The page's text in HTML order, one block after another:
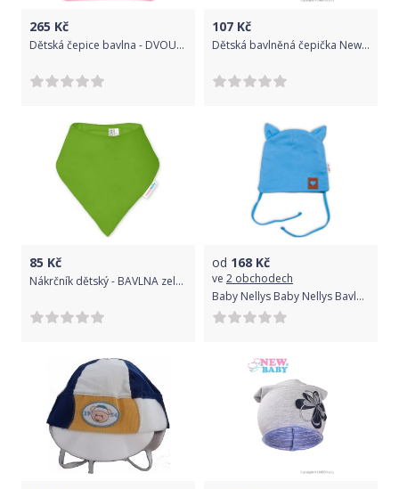
265 Kč
Dětská čepice bavlna - DVOUVRSTVÁ malinová - vel.1-3roky
107 Kč
Dětská bavlněná čepička New Baby Beruška, Bílá, 62 (3-6m)
85 Kč
Nákrčník dětský - BAVLNA zelený (pistáciový) - Ivemababy
od 168 Kč
ve 2 obchodech
Baby Nellys Baby Nellys Bavlněná dvouvrstvá čepice s oušky na zavazování FOX - modrá, vel. 68/74 68-74 (6-9m)